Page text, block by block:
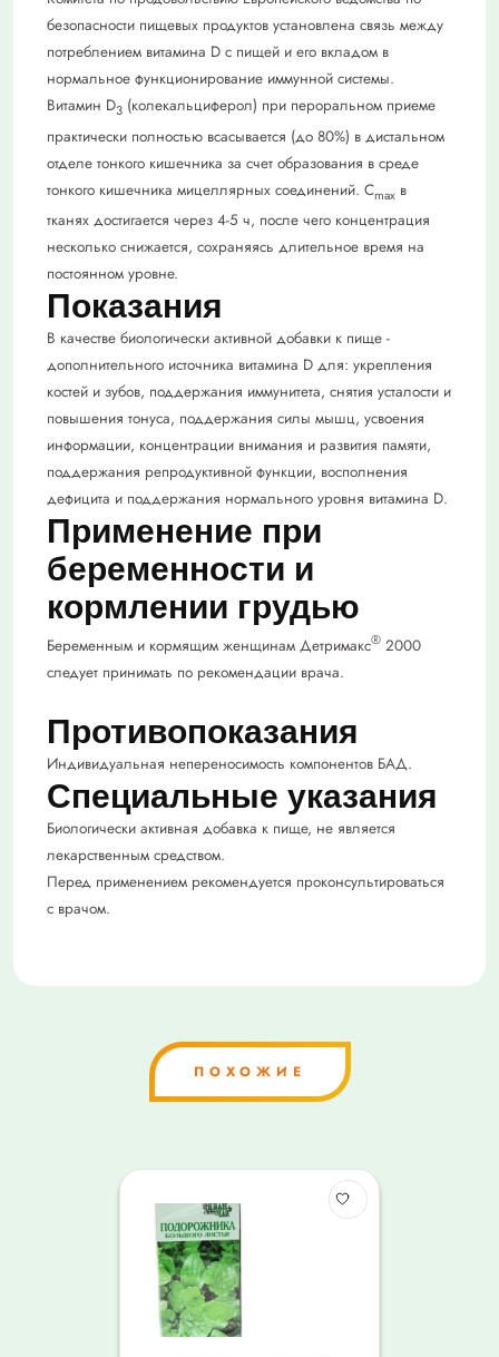
безопасности пищевых продуктов установлена связь между
потреблением витамина D с пищей и его вкладом в
нормальное функционирование иммунной системы.
Витамин D3 (колекальциферол) при пероральном приеме
практически полностью всасывается (до 80%) в дистальном
отделе тонкого кишечника за счет образования в среде
тонкого кишечника мицеллярных соединений. Cmax в
тканях достигается через 4-5 ч, после чего концентрация
несколько снижается, сохраняясь длительное время на
постоянном уровне.
Показания
В качестве биологически активной добавки к пище -
дополнительного источника витамина D для: укрепления
костей и зубов, поддержания иммунитета, снятия усталости и
повышения тонуса, поддержания силы мышц, усвоения
информации, концентрации внимания и развития памяти,
поддержания репродуктивной функции, восполнения
дефицита и поддержания нормального уровня витамина D.
Применение при
беременности и
кормлении грудью
Беременным и кормящим женщинам Детримакс® 2000
следует принимать по рекомендации врача.
Противопоказания
Индивидуальная непереносимость компонентов БАД.
Специальные указания
Биологически активная добавка к пище, не является
лекарственным средством.
Перед применением рекомендуется проконсультироваться
с врачом.
ПОХОЖИЕ